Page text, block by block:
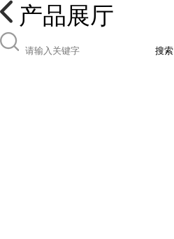
产品展厅
搜索